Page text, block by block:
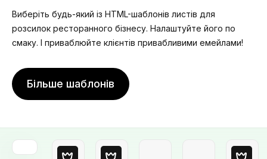
Виберіть будь-який із HTML-шаблонів листів для
розсилок ресторанного бізнесу. Налаштуйте його по
смаку. І приваблюйте клієнтів привабливими емейлами!
Більше шаблонів